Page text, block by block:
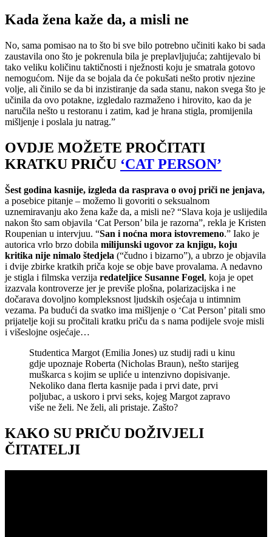
Kada žena kaže da, a misli ne
No, sama pomisao na to što bi sve bilo potrebno učiniti kako bi sada
zaustavila ono što je pokrenula bila je preplavljujuća; zahtijevalo bi
tako veliku količinu taktičnosti i nježnosti koju je smatrala gotovo
nemogućom. Nije da se bojala da će pokušati nešto protiv njezine
volje, ali činilo se da bi inzistiranje da sada stanu, nakon svega što je
učinila da ovo potakne, izgledalo razmaženo i hirovito, kao da je
naručila nešto u restoranu i zatim, kad je hrana stigla, promijenila
mišljenje i poslala ju natrag.”
OVDJE MOŽETE PROČITATI
KRATKU PRIČU ‘CAT PERSON’
Šest godina kasnije, izgleda da rasprava o ovoj priči ne jenjava,
a posebice pitanje – možemo li govoriti o seksualnom
uznemiravanju ako žena kaže da, a misli ne? “Slava koja je uslijedila
nakon što sam objavila ‘Cat Person’ bila je razorna”, rekla je Kristen
Roupenian u intervjuu. “San i noćna mora istovremeno.” Iako je
autorica vrlo brzo dobila milijunski ugovor za knjigu, koju
kritika nije nimalo štedjela (“čudno i bizarno”), a ubrzo je objavila
i dvije zbirke kratkih priča koje se obje bave provalama. A nedavno
je stigla i filmska verzija redateljice Susanne Fogel, koja je opet
izazvala kontroverze jer je previše plošna, polarizacijska i ne
dočarava dovoljno kompleksnost ljudskih osjećaja u intimnim
vezama. Pa budući da svatko ima mišljenje o ‘Cat Person’ pitali smo
prijatelje koji su pročitali kratku priču da s nama podijele svoje misli
i višeslojne osjećaje…
Studentica Margot (Emilia Jones) uz studij radi u kinu
gdje upoznaje Roberta (Nicholas Braun), nešto starijeg
muškarca s kojim se upliće u intenzivno dopisivanje.
Nekoliko dana flerta kasnije pada i prvi date, prvi
poljubac, a uskoro i prvi seks, kojeg Margot zapravo
više ne želi. Ne želi, ali pristaje. Zašto?
KAKO SU PRIČU DOŽIVJELI
ČITATELJI